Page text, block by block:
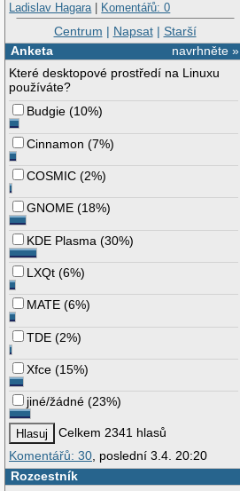
Ladislav Hagara| Komentářů: 0
Centrum | Napsat| Starší
navrhněte »
Anketa
Které desktopové prostředí na Linuxu
používáte?
Budgie (10%)
Cinnamon (7%)
COSMIC (2%)
GNOME (18%)
KDE Plasma (30%)
LXQt (6%)
MATE (6%)
TDE (2%)
Xfce (15%)
jiné/žádné (23%)
Celkem 2341 hlasů
Komentářů: 30 , poslední 3.4. 20:20
Rozcestník